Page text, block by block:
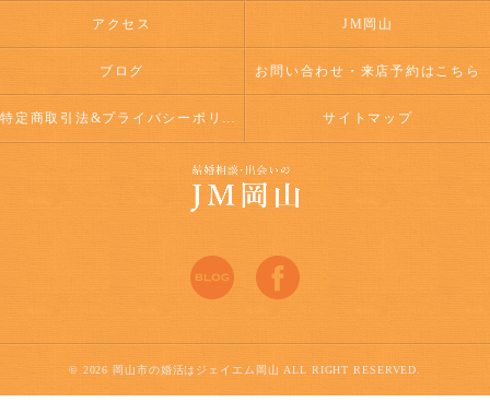
アクセス JM岡山
ブログ お問い合わせ・来店予約はこちら
特定商取引法&プライバシーポリシー サイトマップ
© 2026 岡山市の婚活はジェイエム岡山 ALL RIGHT RESERVED.